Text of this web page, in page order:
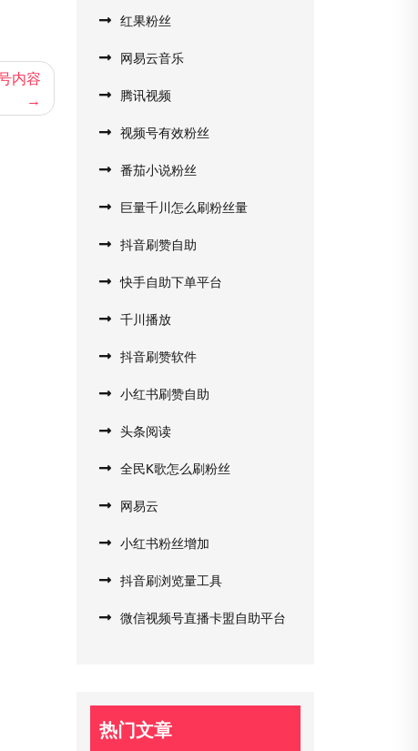
内容
红果粉丝
网易云音乐
腾讯视频
视频号有效粉丝
番茄小说粉丝
巨量千川怎么刷粉丝量
抖音刷赞自助
快手自助下单平台
千川播放
抖音刷赞软件
小红书刷赞自助
头条阅读
全民K歌怎么刷粉丝
网易云
小红书粉丝增加
抖音刷浏览量工具
微信视频号直播卡盟自助平台
热门文章